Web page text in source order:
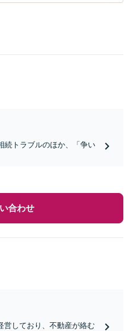
続トラブルのほか、「争い
合わせ
営しており、不動産が絡む